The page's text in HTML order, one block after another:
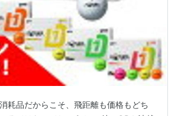
耗品だからこそ、飛距離も価格もどち